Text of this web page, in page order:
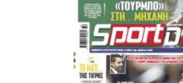
Εμείς είμαστε μόνο Π.Α.Ο.Κ.
Μόνο τα 4 γράμματα έχουν σημασία για
ΚΑΝΕΝΑΣ δεν είναι πάνω απο αυτά τα